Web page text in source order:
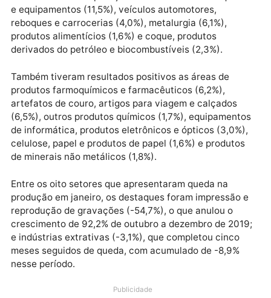
comparação com janeiro de 2019. Este é o terceiro
mês seguido de queda. Com isso, o IBGE destaca
setor industrial está 17,1% abaixo do nível recorde do
país, alcançado em maio de 2011.
Atividades
Entre as atividades econômicas, as principais
influências na comparação mensal foram de
e equipamentos (11,5%), veículos automotores,
reboques e carrocerias (4,0%), metalurgia (6,1%),
derivados do petróleo e biocombustíveis (2,3%).
Também tiveram resultados positivos as áreas de
produtos farmoquímicos e farmacêuticos (6,2%),
artefatos de couro, artigos para viagem e calçados
(6,5%), outros produtos químicos (1,7%),
celulose, papel e produtos de papel (1,6%) e